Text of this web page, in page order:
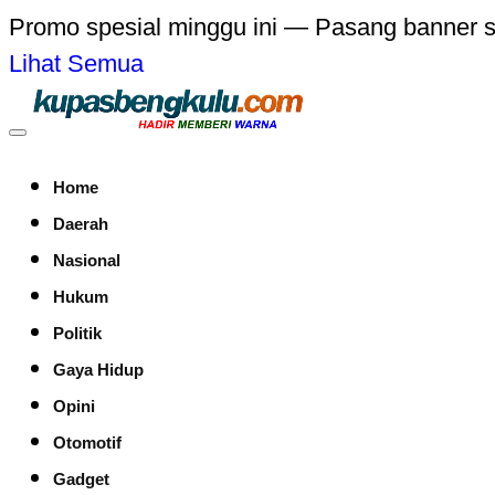
Promo spesial minggu ini — Pasang banner
Lihat Semua
Home
Daerah
Nasional
Hukum
Politik
Gaya Hidup
Opini
Otomotif
Gadget